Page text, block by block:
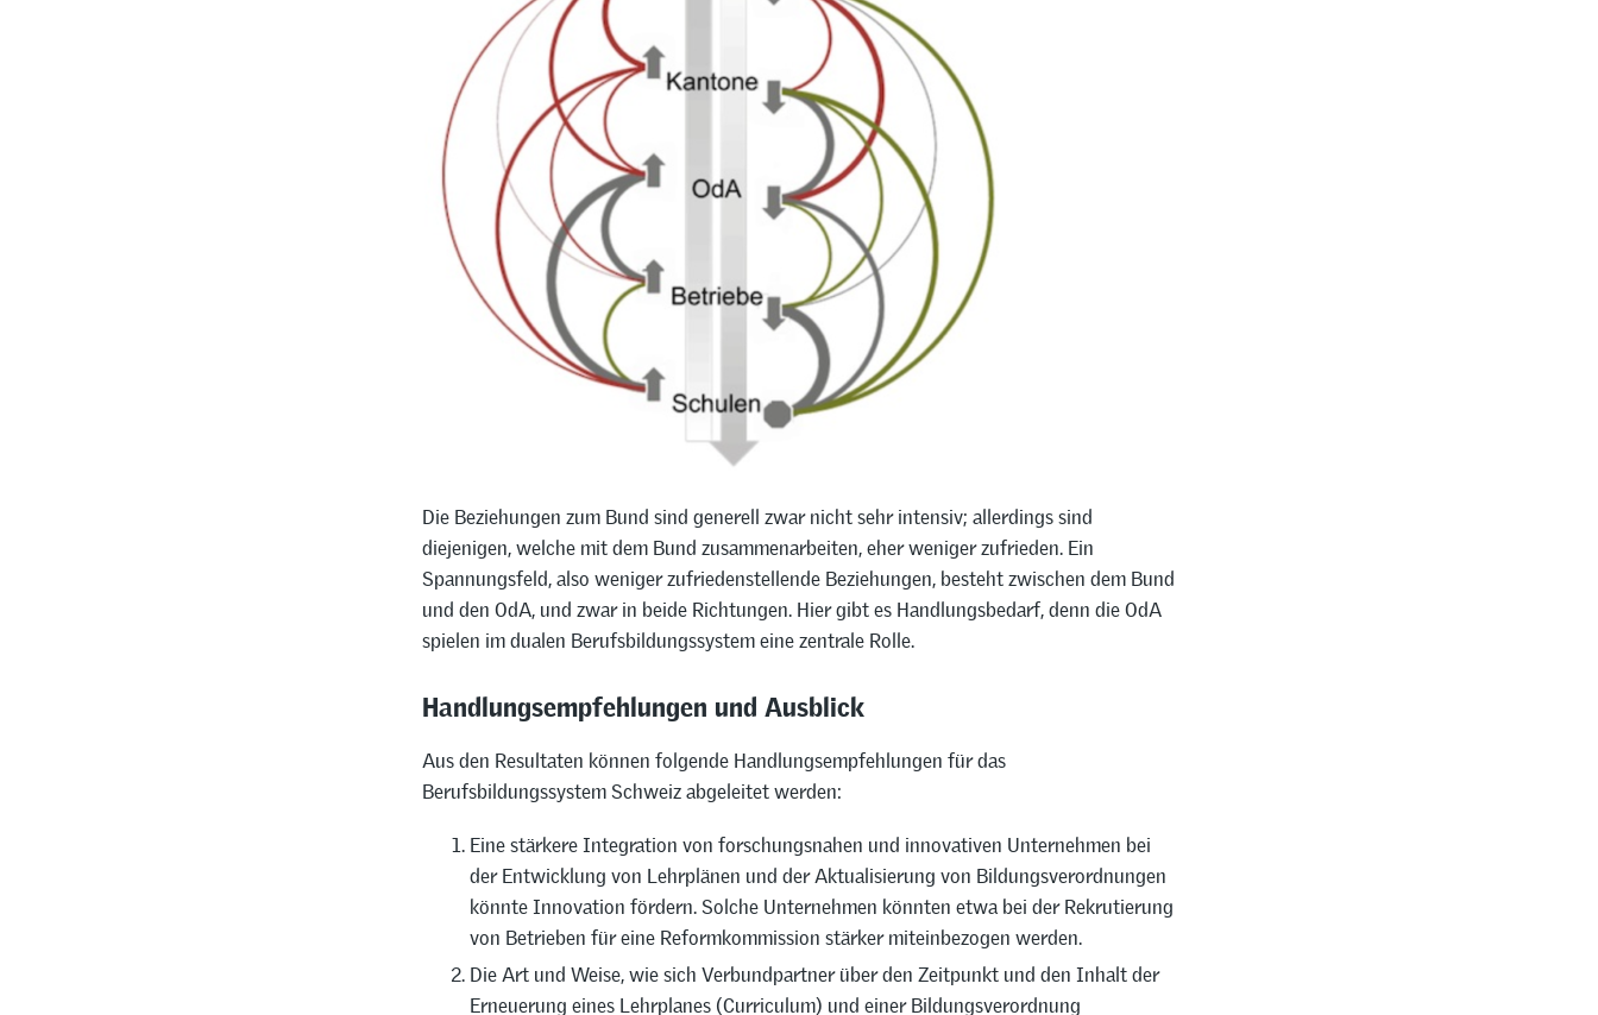
Die Beziehungen zum Bund sind generell zwar nicht sehr intensiv; allerdings sind
diejenigen, welche mit dem Bund zusammenarbeiten, eher weniger zufrieden. Ein
Spannungsfeld, also weniger zufriedenstellende Beziehungen, besteht zwischen dem Bund
und den OdA, und zwar in beide Richtungen. Hier gibt es Handlungsbedarf, denn die OdA
spielen im dualen Berufsbildungssystem eine zentrale Rolle.
Handlungsempfehlungen und Ausblick
Aus den Resultaten können folgende Handlungsempfehlungen für das
Berufsbildungssystem Schweiz abgeleitet werden:
Eine stärkere Integration von forschungsnahen und innovativen Unternehmen bei
der Entwicklung von Lehrplänen und der Aktualisierung von Bildungsverordnungen
könnte Innovation fördern. Solche Unternehmen könnten etwa bei der Rekrutierung
von Betrieben für eine Reformkommission stärker miteinbezogen werden.
Die Art und Weise, wie sich Verbundpartner über den Zeitpunkt und den Inhalt der
Erneuerung eines Lehrplanes (Curriculum) und einer Bildungsverordnung